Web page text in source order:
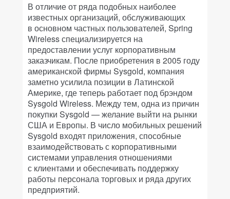
В отличие от ряда подобных наиболее
известных организаций, обслуживающих
в основном частных пользователей, Spring
Wireless специализируется на
предоставлении услуг корпоративным
заказчикам. После приобретения в 2005 году
американской фирмы Sysgold, компания
заметно усилила позиции в Латинской
Америке, где теперь работает под брэндом
Sysgold Wireless. Между тем, одна из причин
покупки Sysgold — желание выйти на рынки
США и Европы. В число мобильных решений
Sysgold входят приложения, способные
взаимодействовать с корпоративными
системами управления отношениями
с клиентами и обеспечивать поддержку
работы персонала торговых и ряда других
предприятий.